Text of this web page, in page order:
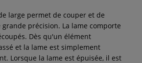
large permet de couper et de
précision. La lame comporte
Dès qu'un élément
et la lame est simplement
Lorsque la lame est épuisée, il est